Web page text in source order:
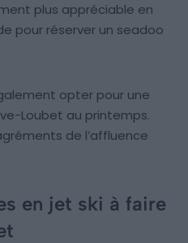
plus appréciable en
pour réserver un seadoo
opter pour une
Loubet au printemps.
de l’affluence
en jet ski à faire